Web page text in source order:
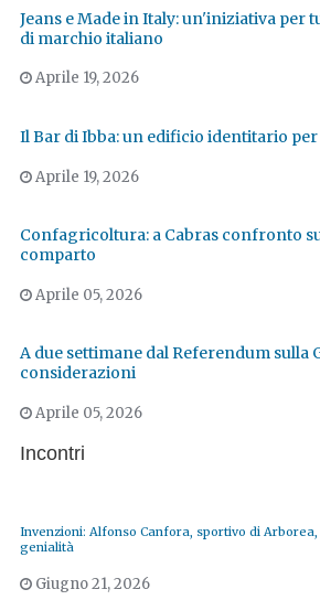
Jeans e Made in Italy: un'iniziativa per
di marchio italiano
Aprile 19, 2026
Il Bar di Ibba: un edificio identitario
Aprile 19, 2026
Confagricoltura: a Cabras confronto
comparto
Aprile 05, 2026
A due settimane dal Referendum sulla
considerazioni
Aprile 05, 2026
Incontri
Invenzioni: Alfonso Canfora, sportivo di
genialità
Giugno 21, 2026